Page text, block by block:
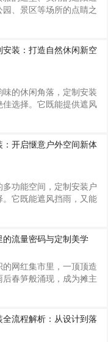
夏季夜晚推出“星空烧
打造半开放式用餐区，既
、景区等场所的点睛之
，需兼顾设计美学、结
下从定制流程到安装要
一、定制设计：功能与
放置环境确定尺寸与风
如2.5m×2.5m），景区亭
（如4m×4m）；中式园
结构，现代庭院可搭配金
选择防腐木：天然纹
安装：打造自然休闲新空
的休闲角落，定制安装
选择。它既能提供遮风
茅草亭四柱亭定制安装
，契合需求与环境定制茅
使用场景与功能需求。
得较为精致小巧，与周
于公园、景区等公共场
适当增大尺寸，保证足
结合当地的气候条件和
式。在多雨地区，可适
：开启惬意户外空间新体
功能空间，定制安装户
它既能遮风挡雨，又能
与需求定制户外推拉帐
和需求。如果是用于商
需具备较大的遮阳面积
透明或半透明的顶棚材
客享受自然光线；若是家
篷的装饰性，选择与庭
案，还可添加纱窗等设
镀锌钢管，铝合金
的流量密码与定制美学
网红集市里，一顶顶造
春笋般涌现，成为摊主
制化人字帐篷正以实用
重新定义户外商业空间
功能到风格的全面升级
法满足年轻化消费场景
流程解析：从设计到落